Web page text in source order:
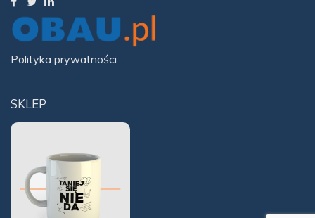
SKLEP
Polityka prywatności